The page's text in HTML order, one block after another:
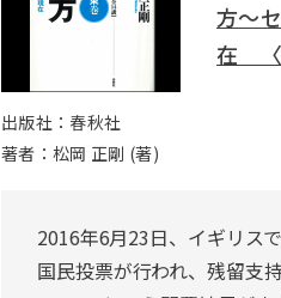
方～
在 〈
出版社：春秋社
著者：松岡 正剛 (著)
2016年6月23日、イギリス
国民投票が行われ、残留支